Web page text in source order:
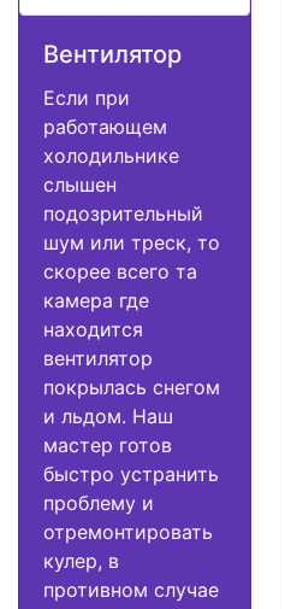
Вентилятор
Если при
работающем
холодильнике
слышен
подозрительный
шум или треск, то
скорее всего та
камера где
находится
вентилятор
покрылась снегом
и льдом. Наш
мастер готов
быстро устранить
проблему и
отремонтировать
кулер, в
противном случае